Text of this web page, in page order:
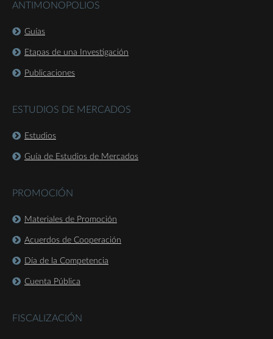
ANTIMONOPOLIOS
Guías
Etapas de una Investigación
Publicaciones
ESTUDIOS DE MERCADOS
Estudios
Guía de Estudios de Mercados
PROMOCIÓN
Materiales de Promoción
Acuerdos de Cooperación
Día de la Competencia
Cuenta Pública
FISCALIZACIÓN